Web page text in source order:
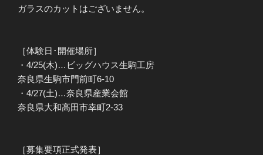
ガラスのカットはございません。
［体験日･開催場所］
・4/25(木)…ビッグハウス生駒工房
奈良県生駒市門前町6-10
・4/27(土)…奈良県産業会館
奈良県大和高田市幸町2-33
［募集要項正式発表］